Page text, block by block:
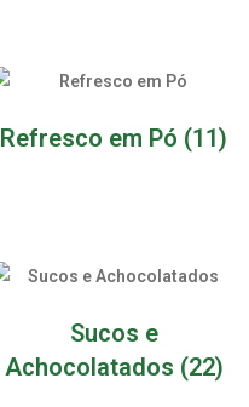
Refresco em Pó (11)
Sucos e
Achocolatados (22)